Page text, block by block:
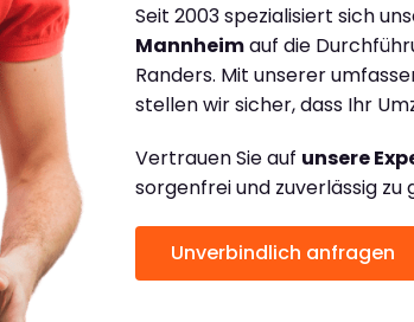
Seit 2003 spezialisiert sich
Mannheimauf die
Randers. Mit unserer
stellen wir sicher, dass Ihr
Vertrauen Sie auf unsere
sorgenfrei und zuverlässig zu
Unverbindlich anfragen